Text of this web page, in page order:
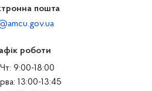
пошта
роботи
Чт: 9:00-18:00
13:00-13:45